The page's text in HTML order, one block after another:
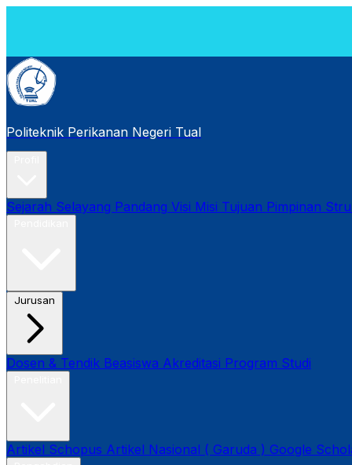
Politeknik Perikanan Negeri Tual
Sejarah Selayang Pandang Visi Misi Tujuan Pimpinan
Jurusan
Dosen & Tendik Beasiswa Akreditasi Program Studi
Artikel Schopus Artikel Nasional ( Garuda ) Google